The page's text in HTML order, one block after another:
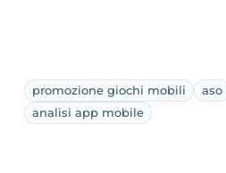
promozione giochi mobili aso
analisi app mobile